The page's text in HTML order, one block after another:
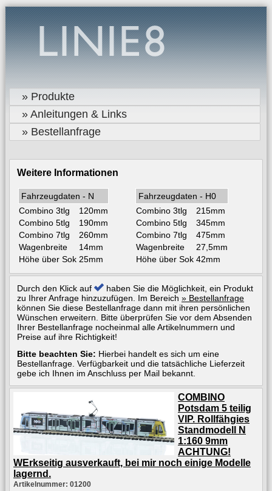
» Produkte
» Anleitungen & Links
» Bestellanfrage
Weitere Informationen
Fahrzeugdaten - N
Combino 3tlg
120mm
Combino 5tlg
190mm
Combino 7tlg
260mm
Wagenbreite
14mm
Höhe über Sok 25mm
Fahrzeugdaten - H0
Combino 3tlg
215mm
Combino 5tlg
345mm
Combino 7tlg
475mm
Wagenbreite
27,5mm
Höhe über Sok 42mm
Durch den Klick auf
haben Sie die Möglichkeit, ein Produkt
zu Ihrer Anfrage hinzuzufügen. Im Bereich » Bestellanfrage
können Sie diese Bestellanfrage dann mit ihren persönlichen
Wünschen erweitern. Bitte überprüfen Sie vor dem Absenden
Ihrer Bestellanfrage nocheinmal alle Artikelnummern und
Preise auf ihre Richtigkeit!
Bitte beachten Sie: Hierbei handelt es sich um eine
Bestellanfrage. Verfügbarkeit und die tatsächliche Lieferzeit
gebe ich Ihnen im Anschluss per Mail bekannt.
COMBINO
Potsdam 5 teilig
VIP. Rollfähgies
Standmodell N
1:160 9mm
ACHTUNG!
WErkseitig ausverkauft, bei mir noch einige Modelle
lagernd.
Artikelnummer: 01200